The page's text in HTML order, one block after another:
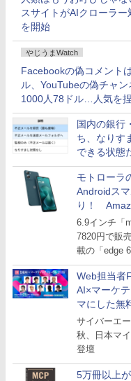
スサイトがAIクローラ
を開始
やじうまWatch
Facebookの偽コメント
ル、YouTubeの偽チャ
1000人78ドル…人気を捏
価格リストが公開中
国内の銀行
ち、なりす
できる状態
にとどまる
セキュリテ
モトローラ
Androidス
り！
ル
6.9インチ「
7820円で販
載の「edge
Web担当者
AI×マーケ
マにした無
27日にオン
サイバーエ
秋、日本マ
登壇
5万冊以上